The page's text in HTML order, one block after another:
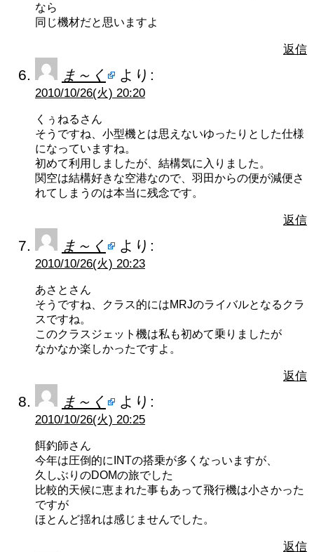
なら
同じ機材だと思いますよ
返信
ま～く より:
2010/10/26(火) 20:20
くぅねるさん
そうですね、小型機とは思えないゆったりとした仕様
になっていますね。
初めて利用しましたが、結構気に入りました。
関空は結構好きな空港なので、羽田からの便が減便さ
れてしまうのは本当に残念です。
返信
ま～く より:
2010/10/26(火) 20:23
あさとさん
そうですね、クラス的にはMRJのライバルとなるクラ
スですね。
このクラスジェット機は私も初めて乗りましたが
なかなか楽しかったですよ。
返信
ま～く より:
2010/10/26(火) 20:25
餌釣師さん
今年は圧倒的にINTの搭乗が多くなっいますが、
久しぶりのDOMの旅でした
比較的天候に恵まれた事もあって飛行機は小さかった
ですが
ほとんど揺れは感じませんでした。
返信